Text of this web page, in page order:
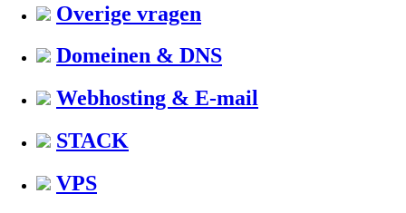
Overige vragen
Domeinen & DNS
Webhosting & E-mail
STACK
VPS